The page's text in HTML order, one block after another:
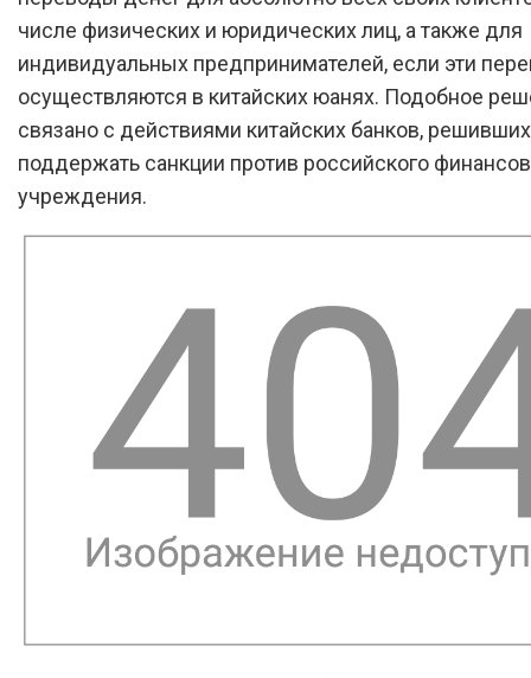
числе физических и юридических лиц, а также для
индивидуальных предпринимателей, если эти
осуществляются в китайских юанях. Подобное
связано с действиями китайских банков, решивших
поддержать санкции против российского
учреждения.